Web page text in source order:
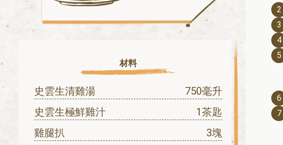
材料
史雲生清雞湯
750毫升
史雲生極鮮雞汁
1茶匙
雞腿扒
3塊
2
3
4
5
6
7